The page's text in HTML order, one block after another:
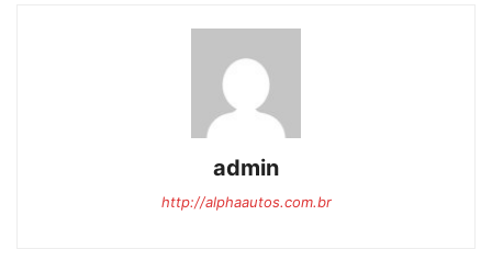
admin
http://alphaautos.com.br